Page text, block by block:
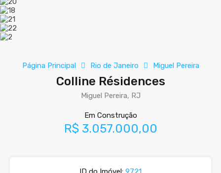
Página Principal Rio de Janeiro Miguel Pereira
Colline Résidences
Miguel Pereira, RJ
Em Construção
R$ 3.057.000,00